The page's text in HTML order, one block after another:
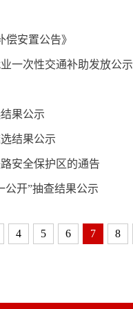
安置公告》
一次性交通补助发放公示
果公示
结果公示
安全保护区的通告
公开”抽查结果公示
4 5 6 7 8